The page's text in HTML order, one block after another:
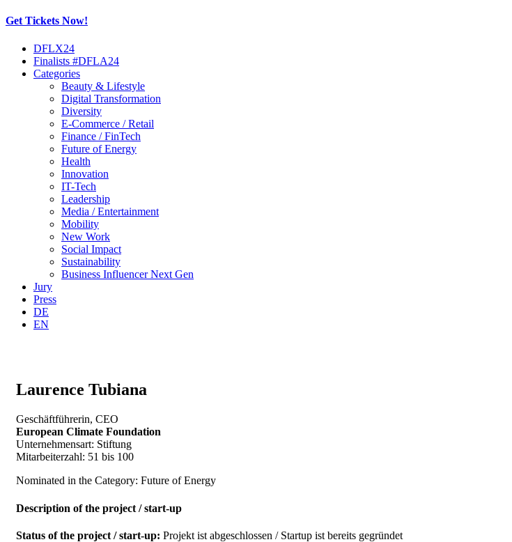
Get Tickets Now!
Skip
content
DFLX24
Finalists #DFLA24
Categories
Beauty & Lifestyle
Digital Transformation
Diversity
E-Commerce / Retail
Finance / FinTech
Future of Energy
Health
Innovation
IT-Tech
Leadership
Media / Entertainment
Mobility
New Work
Social Impact
Sustainability
Business Influencer Next Gen
Jury
Press
DE
EN
Laurence Tubiana
Geschäftführerin, CEO
European Climate Foundation
Unternehmensart: Stiftung
Mitarbeiterzahl: 51 bis 100
Nominated in the Category: Future of Energy
Description of the project / start-up
Status of the project / start-up: Projekt ist abgeschlossen / Startup ist bereits gegründet